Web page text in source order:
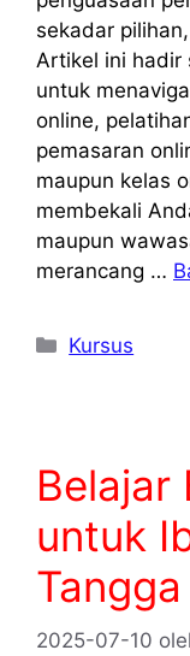
sekadar
Artikel ini hadir
untuk
online,
pemasaran
maupun kelas
membekali
maupun
merancang …
Kategori
Kursus
Belajar
untuk
2025-07-10